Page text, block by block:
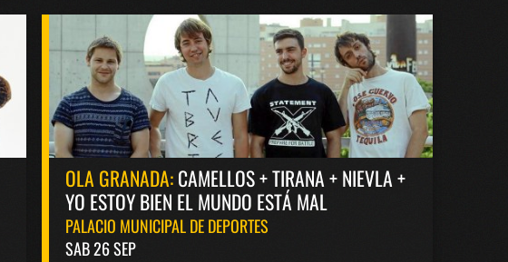
OLA GRANADA:CAMELLOS + TIRANA + NIEVLA +
YO ESTOY BIEN EL MUNDO ESTÁ MAL
PALACIO MUNICIPAL DE DEPORTES
SAB 26 SEP